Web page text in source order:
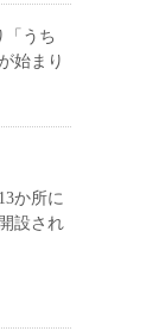
「うち
始まり
か所に
設され